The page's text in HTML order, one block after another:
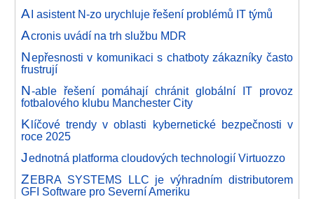
AI asistent N-zo urychluje řešení problémů IT týmů
Acronis uvádí na trh službu MDR
Nepřesnosti v komunikaci s chatboty zákazníky často
frustrují
N-able řešení pomáhají chránit globální IT provoz
fotbalového klubu Manchester City
Klíčové trendy v oblasti kybernetické bezpečnosti v
roce 2025
Jednotná platforma cloudových technologií Virtuozzo
ZEBRA SYSTEMS LLC je výhradním distributorem
GFI Software pro Severní Ameriku